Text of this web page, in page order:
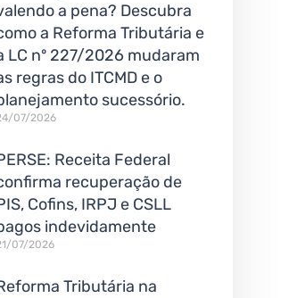
a pena? Descubra
a Reforma Tributária e
LC nº 227/2026 mudaram
regras do ITCMD e o
sucessório.
07/2026
Receita Federal
recuperação de
Cofins, IRPJ e CSLL
indevidamente
07/2026
Tributária na